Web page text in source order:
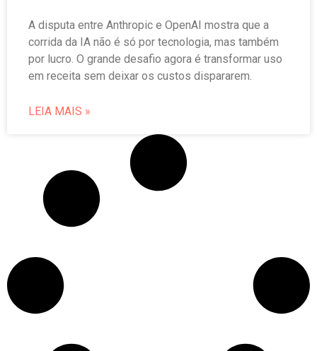
A disputa entre Anthropic e OpenAI mostra que a
corrida da IA não é só por tecnologia, mas também
por lucro. O grande desafio agora é transformar uso
em receita sem deixar os custos dispararem.
LEIA MAIS »